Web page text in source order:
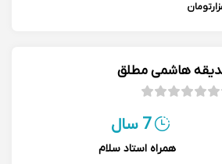
هاشمی مطلق
7 سال
همراه استاد سلام